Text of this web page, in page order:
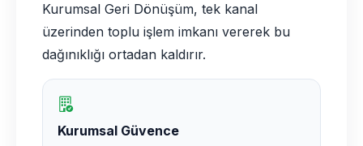
Kurumsal Geri Dönüşüm, tek kanal
üzerinden toplu işlem imkanı vererek bu
dağınıklığı ortadan kaldırır.
Kurumsal Güvence